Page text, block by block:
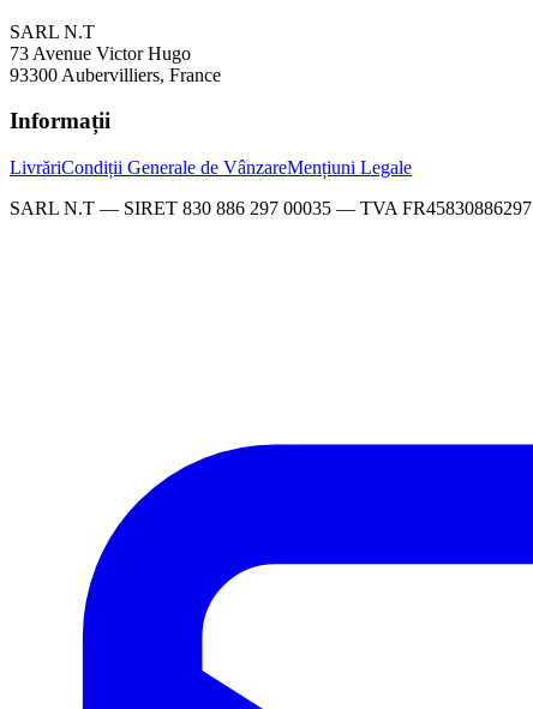
SARL N.T
73 Avenue Victor Hugo
93300 Aubervilliers, France
Informații
LivrăriCondiții Generale de VânzareMențiuni Legale
SARL N.T — SIRET 830 886 297 00035 — TVA FR45830886297